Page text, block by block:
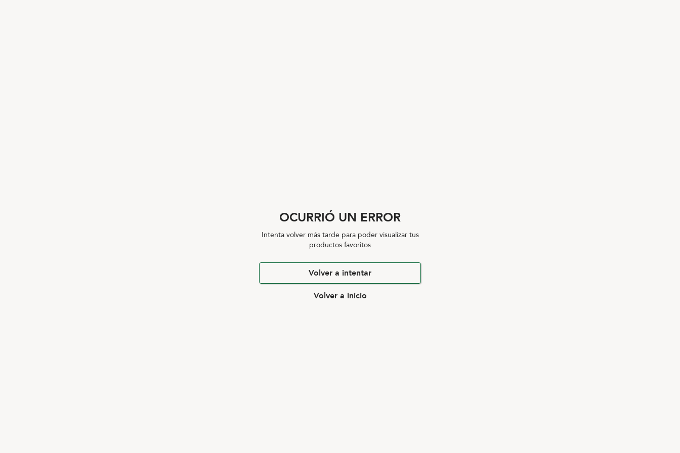
OCURRIÓ UN ERROR
Intenta volver más tarde para poder visualizar tus
productos favoritos
Volver a intentar
Volver a inicio